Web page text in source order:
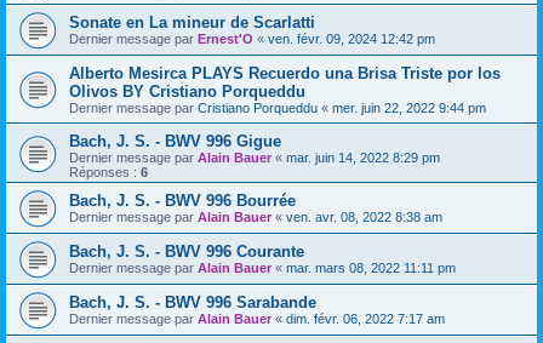
Sonate en La mineur de Scarlatti
Dernier message par Ernest'O « ven. févr. 09, 2024 12:42 pm
Alberto Mesirca PLAYS Recuerdo una Brisa Triste por los
Olivos BY Cristiano Porqueddu
Dernier message par Cristiano Porqueddu « mer. juin 22, 2022 9:44 pm
Bach, J. S. - BWV 996 Gigue
Dernier message par Alain Bauer « mar. juin 14, 2022 8:29 pm
Réponses : 6
Bach, J. S. - BWV 996 Bourrée
Dernier message par Alain Bauer « ven. avr. 08, 2022 8:38 am
Bach, J. S. - BWV 996 Courante
Dernier message par Alain Bauer « mar. mars 08, 2022 11:11 pm
Bach, J. S. - BWV 996 Sarabande
Dernier message par Alain Bauer « dim. févr. 06, 2022 7:17 am